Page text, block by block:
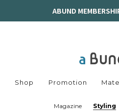
ABUND
Shop Promotion
Magazine Styling